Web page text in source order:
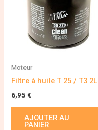
Moteur
Filtre à huile T 25 / T3 2L
6,95 €
AJOUTER AU
PANIER